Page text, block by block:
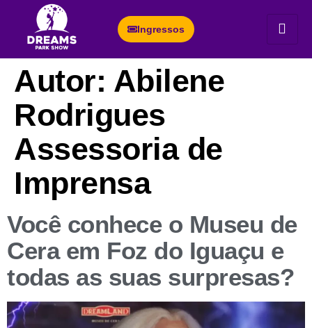
Ingressos
Autor: Abilene
Rodrigues
Assessoria de
Imprensa
Você conhece o Museu de
Cera em Foz do Iguaçu e
todas as suas surpresas?